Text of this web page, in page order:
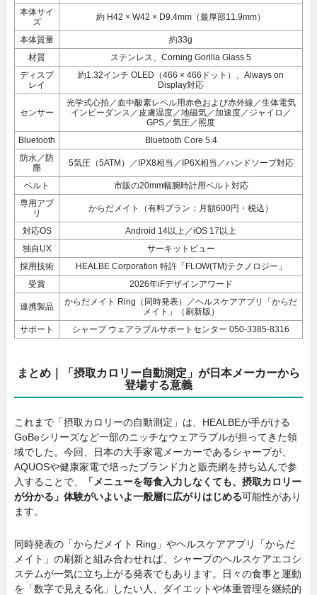
本体サイ
ズ
約 H42 × W42 × D9.4mm（最厚部11.9mm）
本体質量
約33g
材質
ステンレス、Corning Gorilla Glass 5
ディスプ
レイ
約1.32インチ OLED（466 × 466ドット）、Always on
Display対応
センサー
光学式心拍／血中酸素レベル用赤色および赤外線／生体電気
インピーダンス／皮膚温度／地磁気／加速度／ジャイロ／
GPS／気圧／照度
Bluetooth
Bluetooth Core 5.4
防水／防
塵
5気圧（5ATM）／IPX8相当／IP6X相当／ハンドソープ対応
ベルト
市販の20mm幅腕時計用ベルト対応
専用アプ
リ
からだメイト（有料プラン：月額600円・税込）
対応OS
Android 14以上／iOS 17以上
独自UX
サーキットビュー
採用技術
HEALBE Corporation 特許「FLOW(TM)テクノロジー」
受賞
2026年iFデザインアワード
連携製品
からだメイト Ring（同時発表）／ヘルスケアアプリ「からだ
メイト」（刷新版）
サポート
シャープ ウェアラブルサポートセンター 050-3385-8316
まとめ｜「摂取カロリー自動測定」が日本メーカーから
登場する意義
これまで「摂取カロリーの自動測定」は、HEALBEが手がける
GoBeシリーズなど一部のニッチなウェアラブルが担ってきた領
域でした。今回、日本の大手家電メーカーであるシャープが、
AQUOSや健康家電で培ったブランド力と販売網を持ち込んで参
入することで、
「メニューを毎食入力しなくても、摂取カロリー
が分かる」体験がいよいよ一般層に広がりはじめる可能性があり
ます。
同時発表の「からだメイト Ring」やヘルスケアアプリ「からだ
メイト」の刷新と組み合わせれば、シャープのヘルスケアエコシ
ステムが一気に立ち上がる発表でもあります。日々の食事と運動
を「数字で見える化」したい人、ダイエットや体重管理を継続的